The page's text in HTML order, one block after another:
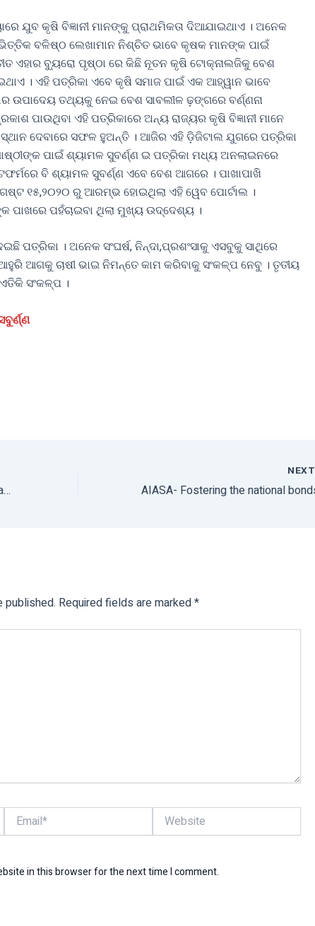
ଯୁବ କୃଷି ବିଜ୍ଞାନୀ ମାନଙ୍କୁ ପ୍ରାଥମିକତା ଦିଆଯାଇଥାଏ । ଅନେକ
ବଳିଷ୍ଠ ଲେଖାମାନ ନିଶ୍ଚିତ ଭାବେ କୃଷକ ମାନଙ୍କ ପାଇଁ
ଏହାର ବ୍ୟୁରୋ ପୃଷ୍ଠା ରେ କିଛି ନୂତନ କୃଷି ଟୋକ୍ନାଲଜିକୁ ବେଶ
। ଏହି ପତ୍ରିକା ଏବେ କୃଷି ସମାଜ ପାଇଁ ଏକ ଆହ୍ୱାନ ଭାବେ
ତଥ୍ୟକୁ ନେଇ ବେଶ ସାବଲୀଳ ଢ଼ଙ୍ଗରେ ବର୍ଣ୍ଣନା
ପାଉଥିବା ଏହି ପତ୍ରିକାରେ ଅନ୍ୟ ରାଜ୍ୟର କୃଷି ବିଜ୍ଞାନୀ ମାନେ
ଦେବାରେ ସଫଳ ହୁଅନ୍ତି । ଆଜିର ଏହି ଡ଼ିଜିଟାଲ ଯୁଗରେ ପତ୍ରିକା
ପାଇଁ ଶ୍ୟାମଳ ସୁବର୍ଣ୍ଣ ଇ ପତ୍ରିକା ମଧ୍ୟ ଅନଲାଇନରେ
ବି ଶ୍ୟାମଳ ସୁବର୍ଣ୍ଣ ଏବେ ବେଶ ଆଗରେ । ପାଖାପାଖି
୧୫,୨୦୨୦ ରୁ ଆରମ୍ଭ ହୋଇଥିଲା ଏହି ୱେବ ପୋର୍ଟାଲ ।
ପହଁଚାଇବା ଥିଲା ମୁଖ୍ୟ ଉଦ୍ଦେଶ୍ୟ ।
ପତ୍ରିକା । ଅନେକ ସଂଘର୍ଷ, ନିନ୍ଦା,ପ୍ରଶଂସାକୁ ଏସବୁକୁ ସାଥିରେ
ଆଗକୁ ଚାଷୀ ଭାଇ ନିମନ୍ତେ କାମ କରିବାକୁ ସଂକଳ୍ପ ନେବୁ । ତୃତୀୟ
ସଂକଳ୍ପ ।
AIASA- Youth revolution of the Indian Agriculture
NEXT
published. Required fields are marked*
Email* Website
in this browser for the next time I comment.